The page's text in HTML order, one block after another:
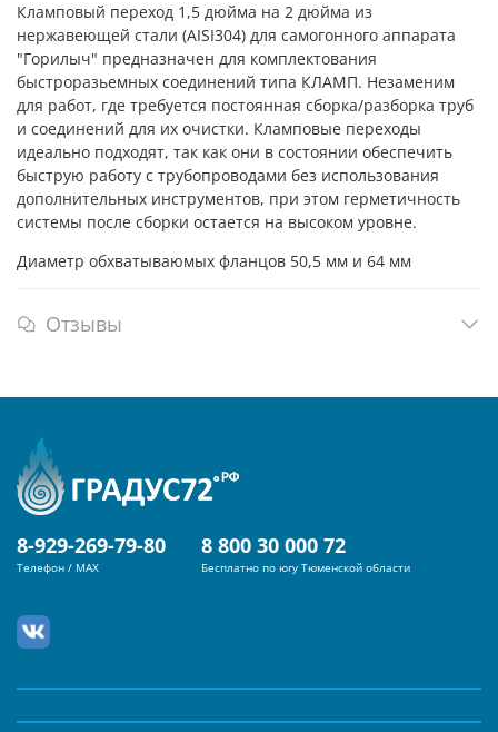
Кламповый переход 1,5 дюйма на 2 дюйма из
нержавеющей стали (AISI304) для самогонного аппарата
"Горилыч" предназначен для комплектования
быстроразьемных соединений типа КЛАМП. Незаменим
для работ, где требуется постоянная сборка/разборка труб
и соединений для их очистки. Кламповые переходы
идеально подходят, так как они в состоянии обеспечить
быструю работу с трубопроводами без использования
дополнительных инструментов, при этом герметичность
системы после сборки остается на высоком уровне.
Диаметр обхватываюмых фланцов 50,5 мм и 64 мм
Отзывы
8-929-269-79-80
Телефон / MAX
8 800 30 000 72
Бесплатно по югу Тюменской области